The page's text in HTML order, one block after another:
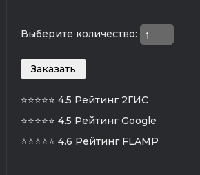
Выберите количество:
⭐⭐⭐⭐⭐ 4.5 Рейтинг 2ГИС
⭐⭐⭐⭐⭐ 4.5 Рейтинг Google
⭐⭐⭐⭐⭐ 4.6 Рейтинг FLAMP